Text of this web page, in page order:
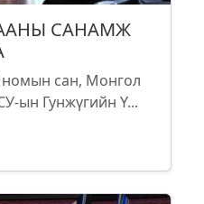
САНАМЖ
сан, Монгол
ын Гунжүгийн Ү...